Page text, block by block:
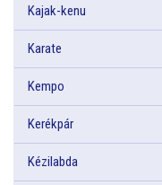
Kajak-kenu
Karate
Kempo
Kerékpár
Kézilabda